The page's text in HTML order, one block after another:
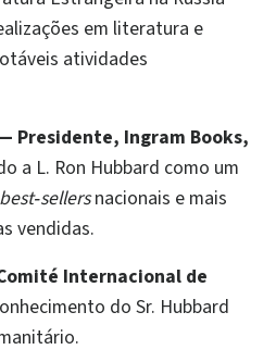
em literatura e
atividades
Presidente, Ingram Books,
a L. Ron Hubbard como um
best‑sellersnacionais e mais
vendidas.
Internacional de
do Sr. Hubbard